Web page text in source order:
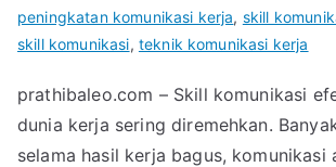
peningkatan komunikasi kerja, skill
skill komunikasi, teknik komunikasi kerja
prathibaleo.com – Skill komunikasi
dunia kerja sering diremehkan.
selama hasil kerja bagus, komunikasi